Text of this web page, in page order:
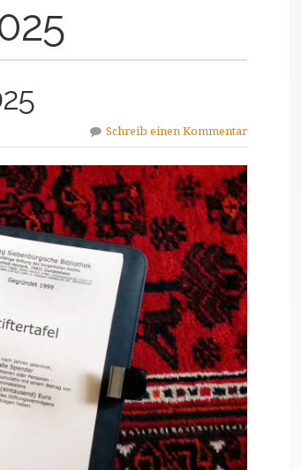
Schreib einen Kommentar